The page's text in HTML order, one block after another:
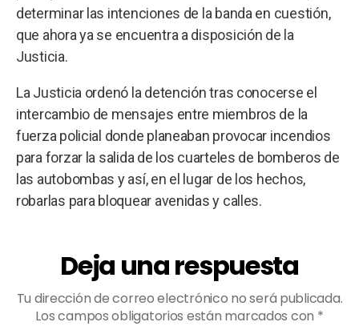
determinar las intenciones de la banda en cuestión,
que ahora ya se encuentra a disposición de la
Justicia.
La Justicia ordenó la detención tras conocerse el
intercambio de mensajes entre miembros de la
fuerza policial donde planeaban provocar incendios
para forzar la salida de los cuarteles de bomberos de
las autobombas y así, en el lugar de los hechos,
robarlas para bloquear avenidas y calles.
Deja una respuesta
Tu dirección de correo electrónico no será publicada.
Los campos obligatorios están marcados con *